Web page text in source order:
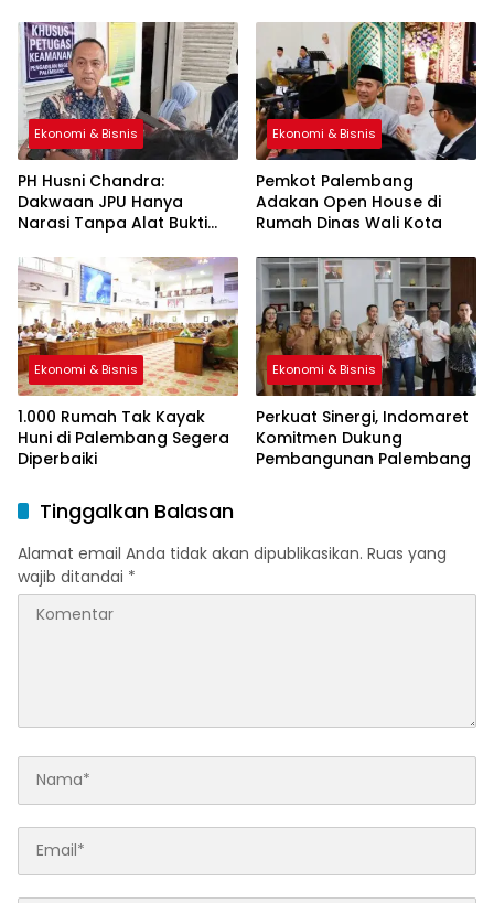
Ekonomi & Bisnis
PH Husni Chandra:
Dakwaan JPU Hanya
Narasi Tanpa Alat Bukti
Ekonomi & Bisnis
Pemkot Palembang
Adakan Open House di
Rumah Dinas Wali Kota
Ekonomi & Bisnis
1.000 Rumah Tak Kayak
Huni di Palembang Segera
Diperbaiki
Ekonomi & Bisnis
Perkuat Sinergi, Indomaret
Komitmen Dukung
Pembangunan Palembang
Tinggalkan Balasan
Alamat email Anda tidak akan dipublikasikan. Ruas yang
wajib ditandai *